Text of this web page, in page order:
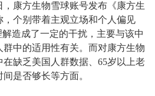
，康方生物雪球账号发布《康方生
个别带着主观立场和个人偏见
造成了一定的干扰，主要与该中
中的适用性有关。而对康方生物
缺乏美国人群数据、65岁以上老
是否够长等方面。